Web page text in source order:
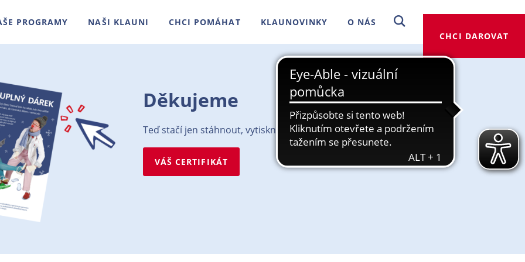
CHCI DAROVAT
PROGRAMY NAŠI KLAUNI CHCI POMÁHAT KLAUNOVINKY O NÁS
Děkujeme
Teď stačí jen stáhnout, vytisknout a podarovat.
VÁŠ CERTIFIKÁT